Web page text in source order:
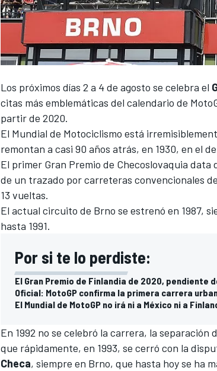
Los próximos días 2 a 4 de agosto se celebra el
citas más emblemáticas del calendario de
partir de 2020.
El Mundial de Motociclismo está
remontan a casi 90 años atrás, en 1930, en el
El primer Gran Premio de Checoslovaquia
de un trazado por carreteras convencionales
13 vueltas.
El actual circuito de Brno se estrenó en 1987,
hasta 1991.
Por si te lo perdiste:
El Gran Premio de Finlandia de 2020, pendiente
Oficial: MotoGP confirma la primera carrera
El Mundial de MotoGP no irá ni a México ni a
En 1992 no se celebró la carrera, la
que rápidamente, en 1993, se cerró con la
Checa, siempre en Brno, que hasta hoy se ha